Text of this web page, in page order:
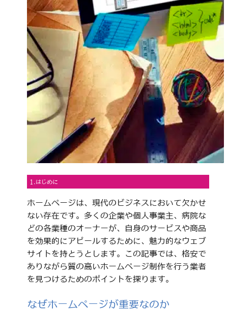
1.はじめに
ホームページは、現代のビジネスにおいて欠かせ
ない存在です。多くの企業や個人事業主、病院な
どの各業種のオーナーが、自身のサービスや商品
を効果的にアピールするために、魅力的なウェブ
サイトを持とうとします。この記事では、格安で
ありながら質の高いホームページ制作を行う業者
を見つけるためのポイントを探ります。
なぜホームページが重要なのか